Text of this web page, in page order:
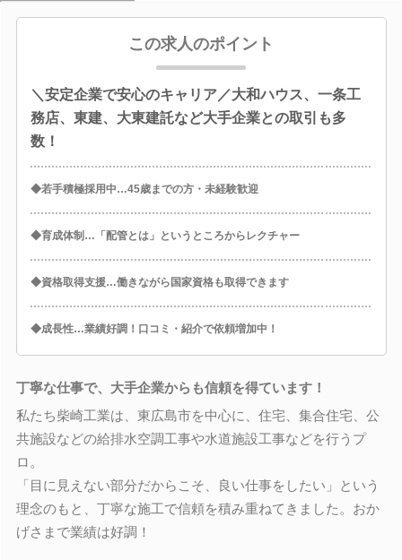
この求人のポイント
＼安定企業で安心のキャリア／大和ハウス、一条工
務店、東建、大東建託など大手企業との取引も多
数！
◆若手積極採用中…45歳までの方・未経験歓迎
◆育成体制…「配管とは」というところからレクチャー
◆資格取得支援…働きながら国家資格も取得できます
◆成長性…業績好調！口コミ・紹介で依頼増加中！
丁寧な仕事で、大手企業からも信頼を得ています！
私たち柴崎工業は、東広島市を中心に、住宅、集合住宅、公
共施設などの給排水空調工事や水道施設工事などを行うプ
ロ。
「目に見えない部分だからこそ、良い仕事をしたい」という
理念のもと、丁寧な施工で信頼を積み重ねてきました。おか
げさまで業績は好調！